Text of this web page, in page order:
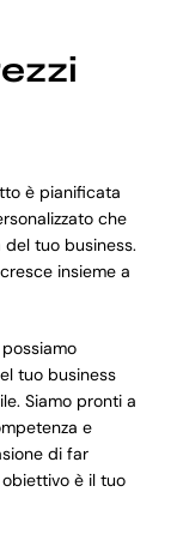
è pianificata
che
tuo business.
insieme a
tuo business
Siamo pronti a
e
di far
è il tuo